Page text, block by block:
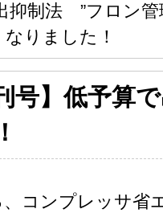
抑制法 ”フロン管
りました！
号】低予算
コンプレッサ省